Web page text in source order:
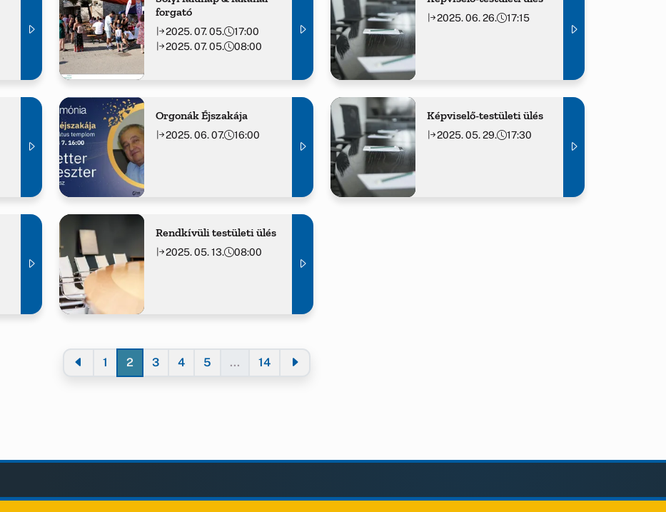
forgató
2025. 07. 05.
17:00
2025. 07. 05.
08:00
2025. 06. 26. 17:15
Orgonák Éjszakája
2025. 06. 07. 16:00
Képviselő-testületi ülés
2025. 05. 29. 17:30
Rendkívüli testületi ülés
2025. 05. 13. 08:00
1 2 3 4 5 ... 14
KIEGÉSZÍTÉS KAPCSOLAT